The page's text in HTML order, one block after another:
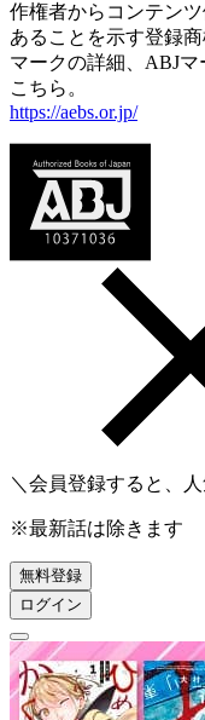
作権者からコンテン
あることを示す登録
マークの詳細、ABJ
こちら。
https://aebs.or.jp/
＼会員登録すると、
※最新話は除きます
無料登録
ログイン